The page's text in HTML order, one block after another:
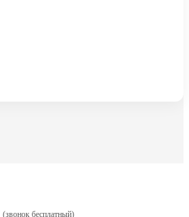
(звонок бесплатный)